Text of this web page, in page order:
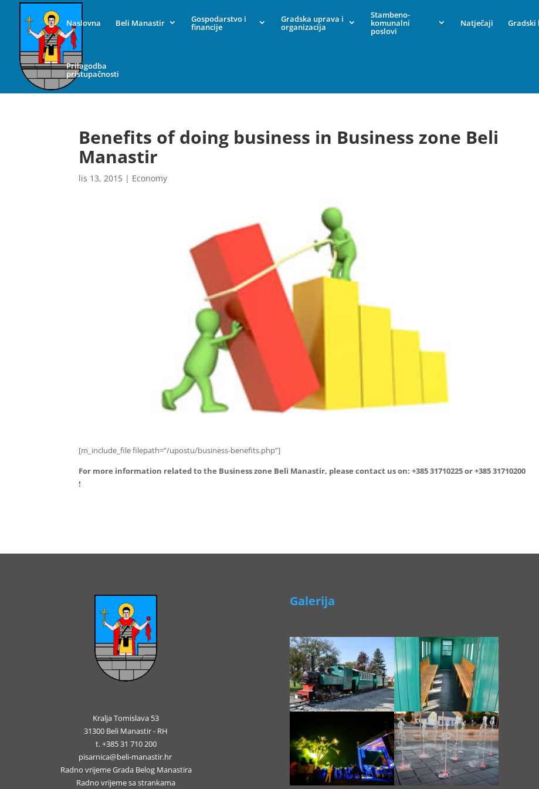
Naslovna Beli Manastir Gospodarstvo i
financije
Gradska uprava i
organizacija
Stambeno-
komunalni
poslovi
Natječaji Gradski
Prilagodba
pristupačnosti
Benefits of doing business in Business zone Beli
Manastir
lis 13, 2015 | Economy
[m_include_file filepath=”/upostu/business-benefits.php”]
For more information related to the Business zone Beli Manastir, please contact us on: +385 31710225 or +385 31710200
!
Kralja Tomislava 53
31300 Beli Manastir - RH
t. +385 31 710 200
pisarnica@beli-manastir.hr
Radno vrijeme Grada Belog Manastira
Radno vrijeme sa strankama
Galerija